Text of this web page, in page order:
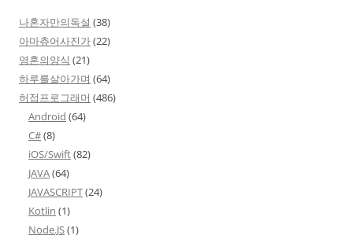
나혼자만의독설 (38)
아마츄어사진가(22)
영혼의양식 (21)
하루를살아가며 (64)
허접프로그래머 (486)
Android (64)
C#(8)
iOS/Swift(82)
JAVA(64)
JAVASCRIPT(24)
Kotlin (1)
Node.JS(1)